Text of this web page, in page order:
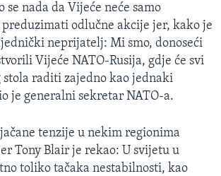
se nada da Vijeće neće samo
odlučne akcije jer, kako je
neprijatelj: Mi smo, donoseći
Vijeće NATO-Rusija, gdje će svi
stola raditi zajedno kao jednaki
je generalni sekretar NATO-a.
tenzije u nekim regionima
Tony Blair je rekao: U svijetu u
toliko tačaka nestabilnosti, kao